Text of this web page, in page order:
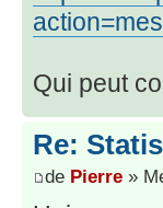
Qui peut
Re:
de Pierre »